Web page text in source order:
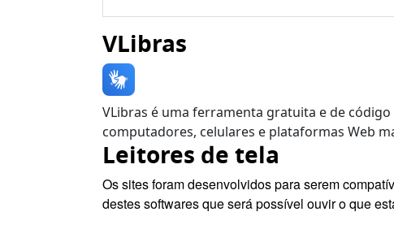
VLibras
VLibras é uma ferramenta gratuita e de
computadores, celulares e plataformas Web
Leitores de tela
Os sites foram desenvolvidos para serem
destes softwares que será possível ouvir o que